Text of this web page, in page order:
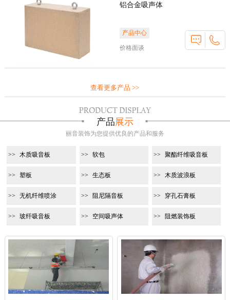
铝合金吸声体
产品中心
价格面谈
查看更多产品 >>
产品展示
丽音装饰为您提供优良的产品和服务
木质吸音板 软包 聚酯纤维吸音板
塑板 生态板 木质波浪板
无机纤维喷涂 阻尼隔音板 穿孔石膏板
玻纤吸音板 空间吸声体 阻燃装饰板